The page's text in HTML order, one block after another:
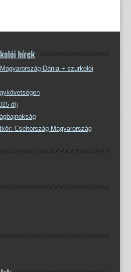
hírek
Dánia + szurkolói
díj
Csehország-Magyarország